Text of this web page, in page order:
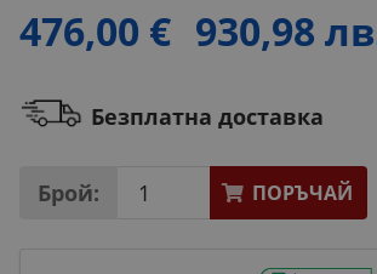
476,00 € 930,98
Безплатна доставка
Брой: ПОРЪЧАЙ